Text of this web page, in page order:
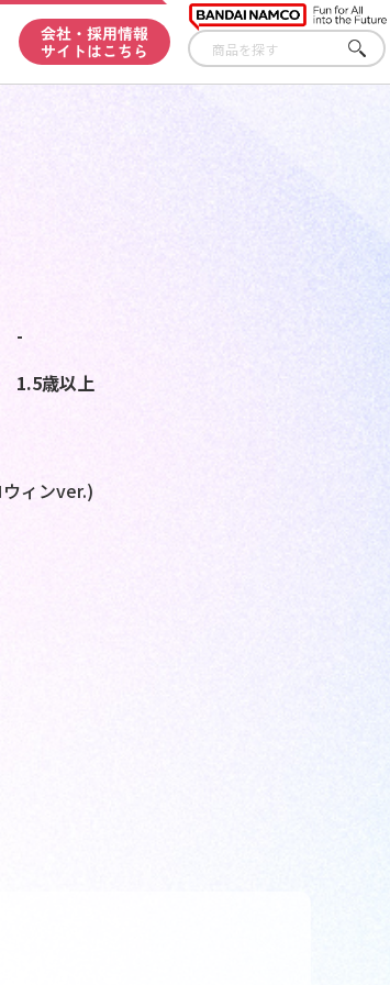
会社・採用情報
サイトはこちら
さが
す
-
1.5歳以上
ウィンver.)